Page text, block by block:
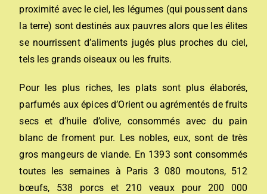
proximité avec le ciel, les légumes (qui poussent dans
la terre) sont destinés aux pauvres alors que les élites
se nourrissent d’aliments jugés plus proches du ciel,
tels les grands oiseaux ou les fruits.
Pour les plus riches, les plats sont plus élaborés,
parfumés aux épices d’Orient ou agrémentés de fruits
secs et d’huile d’olive, consommés avec du pain
blanc de froment pur. Les nobles, eux, sont de très
gros mangeurs de viande. En 1393 sont consommés
toutes les semaines à Paris 3 080 moutons, 512
bœufs, 538 porcs et 210 veaux pour 200 000